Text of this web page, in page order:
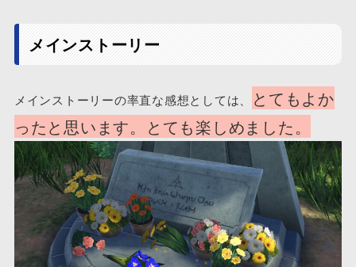
メインストーリー
メインストーリーの率直な感想としては、
とてもよか
ったと思います。とても楽しめました。